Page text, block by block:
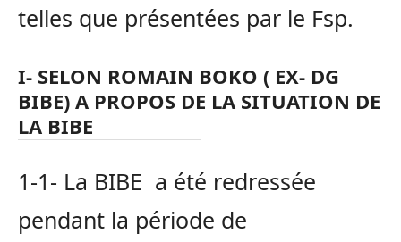
telles que présentées par le Fsp.
I- SELON ROMAIN BOKO ( EX- DG
BIBE) A PROPOS DE LA SITUATION DE
LA BIBE
1-1- La BIBE a été redressée
pendant la période de